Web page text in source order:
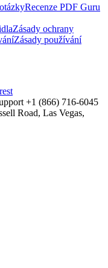
Recenze PDF Guru
Zásady ochrany
Zásady používání
+1 (866) 716-6045
Road, Las Vegas,